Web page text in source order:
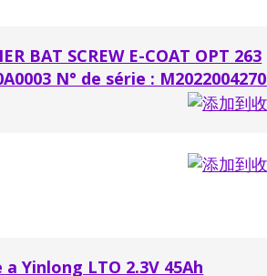
BAT SCREW E-COAT OPT 263
N° de série :
Yinlong LTO 2.3V 45Ah